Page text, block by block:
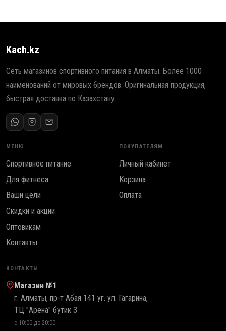
Kach.kz
Сеть магазинов спортивного питания в Алматы. Более 1000
наименований от мировых брендов. Оригинальная продукция,
быстрая доставка по Казахстану.
МЕНЮ
Спортивное питание
Для фитнеса
Ваши цели
Скидки и акции
Оптовикам
Контакты
ПОКУПАТЕЛЯМ
Личный кабинет
Корзина
Оплата
КОНТАКТЫ
Магазин №1
г. Алматы, пр-т Абая 141 уг. ул. Гагарина,
ТЦ "Арена" бутик 3
с 10:00 до 20:00